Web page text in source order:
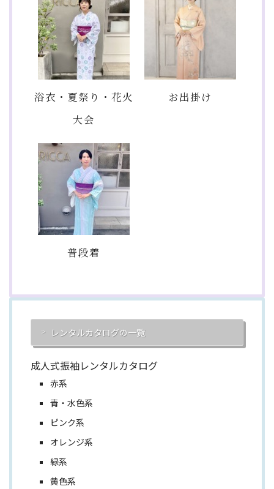
浴衣・夏祭り・花火
大会
お出掛け
普段着
レンタルカタログの一覧
成人式振袖レンタルカタログ
赤系
青・水色系
ピンク系
オレンジ系
緑系
黄色系